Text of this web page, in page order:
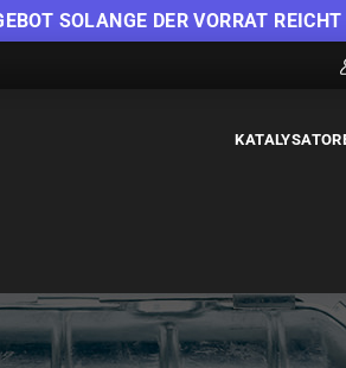
SOLANGE DER VORRAT REICHT